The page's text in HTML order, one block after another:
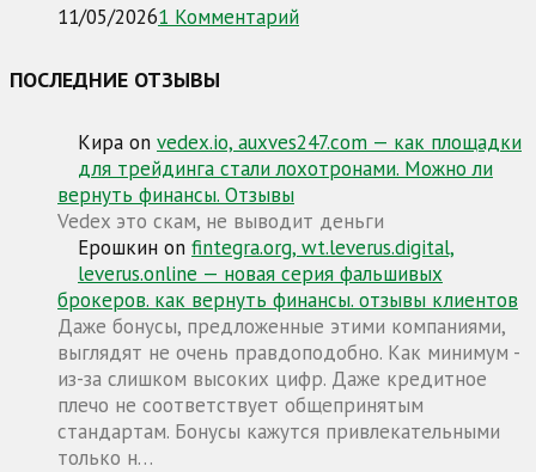
11/05/20261 Комментарий
ПОСЛЕДНИЕ ОТЗЫВЫ
Кира on vedex.io, auxves247.com — как площадки
для трейдинга стали лохотронами. Можно ли
вернуть финансы. Отзывы
Vedex это скам, не выводит деньги
Ерошкин on fintegra.org, wt.leverus.digital,
leverus.online — новая серия фальшивых
брокеров. как вернуть финансы. отзывы клиентов
Даже бонусы, предложенные этими компаниями,
выглядят не очень правдоподобно. Как минимум -
из-за слишком высоких цифр. Даже кредитное
плечо не соответствует общепринятым
стандартам. Бонусы кажутся привлекательными
только н…